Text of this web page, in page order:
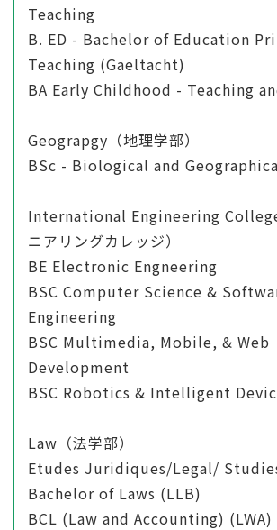
Teaching
B. ED - Bachelor of Education
Teaching (Gaeltacht)
BA Early Childhood - Teaching
Geograpgy（地理学部）
BSc - Biological and
International Engineering
ニアリングカレッジ）
BE Electronic Engneering
BSC Computer Science &
Engineering
BSC Multimedia, Mobile, & Web
Development
BSC Robotics & Intelligent
Law（法学部）
Etudes Juridiques/Legal/
Bachelor of Laws (LLB)
BCL (Law and Accounting) (LWA)